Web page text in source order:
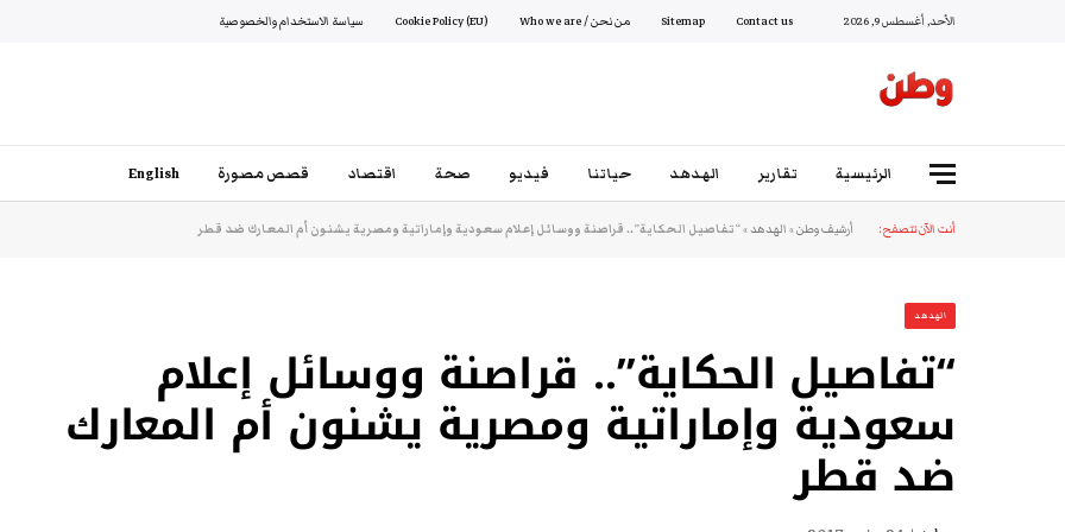
الأحد, أغسطس 9, 2026 Contact us
Sitemap من نحن / Who we are Cookie Policy (EU) سياسة الاستخدام والخصوصية
الرئيسية تقارير الهدهد حياتنا فيديو صحة اقتصاد قصص مصورة English
أنت الآن تتصفح: أرشيف وطن»الهدهد»“تفاصيل الحكاية”.. قراصنة ووسائل إعلام سعودية وإماراتية ومصرية يشنون أم المعارك ضد قطر
الهدهد
“تفاصيل الحكاية”.. قراصنة ووسائل إعلام
سعودية وإماراتية ومصرية يشنون أم المعارك
ضد قطر